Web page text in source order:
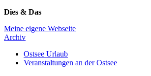
Dies & Das
Meine eigene Webseite
Archiv
Ostsee Urlaub
Veranstaltungen an der Ostsee